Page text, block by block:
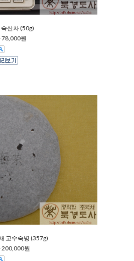
산차 (50g)
78,000원
고수숙병 (357g)
200,000원